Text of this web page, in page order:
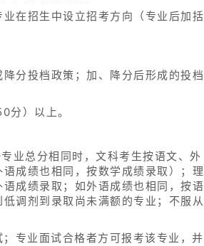
在招生中设立招考方向（专业后加括
分投档政策；加、降分后形成的投档
分）以上。
业总分相同时，文科考生按语文、外
成绩也相同，按数学成绩录取）；理
成绩录取；如外语成绩也相同，按语
调剂到录取尚未满额的专业；不服从
专业面试合格者方可报考该专业，并